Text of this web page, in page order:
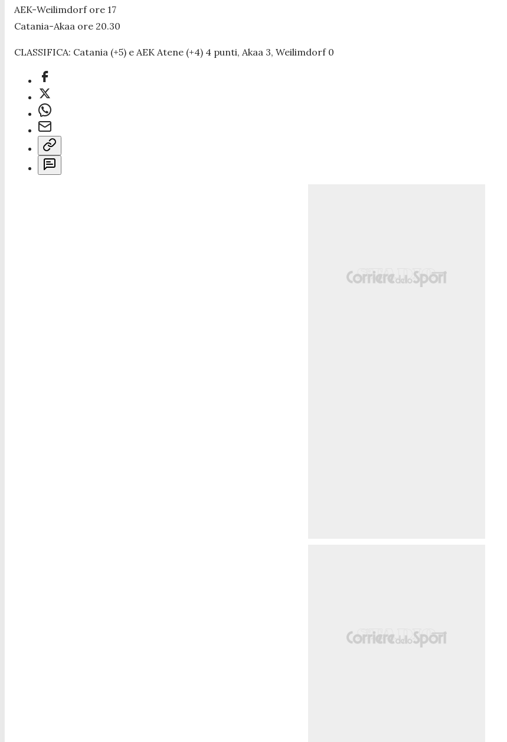
AEK-Weilimdorf ore 17
Catania-Akaa ore 20.30
CLASSIFICA: Catania (+5) e AEK Atene (+4) 4 punti, Akaa 3, Weilimdorf 0